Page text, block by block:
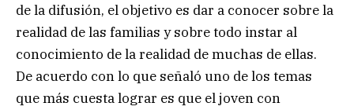
de la difusión, el objetivo es dar a conocer sobre la
realidad de las familias y sobre todo instar al
conocimiento de la realidad de muchas de ellas.
De acuerdo con lo que señaló uno de los temas
que más cuesta lograr es que el joven con